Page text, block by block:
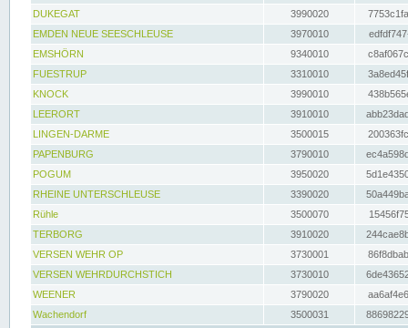
DUKEGAT
3990020
EMDEN NEUE SEESCHLEUSE
3970010
EMSHÖRN
9340010
FUESTRUP
3310010
KNOCK
3990010
LEERORT
3910010
LINGEN-DARME
3500015
PAPENBURG
3790010
POGUM
3950020
RHEINE UNTERSCHLEUSE
3390020
Rühle
3500070
TERBORG
3910020
VERSEN WEHR OP
3730001
VERSEN WEHRDURCHSTICH
3730010
WEENER
3790020
Wachendorf
3500031